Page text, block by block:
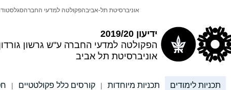
ידיעון 2019/20
הפקולטה למדעי החברה ע"ש גרשון
אוניברסיטת תל אביב
אוניברסיטת תל-אביבהפקולטה למדעי החברהסגל
תכניות לימודים תכניות מיוחדות | קורסים כלל פקולטטיים |